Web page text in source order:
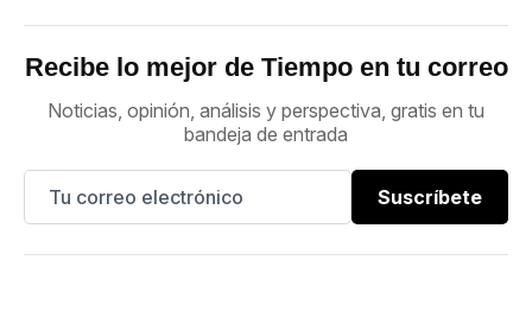
Recibe lo mejor de Tiempo en tu correo
Noticias, opinión, análisis y perspectiva, gratis en tu
bandeja de entrada
Suscríbete